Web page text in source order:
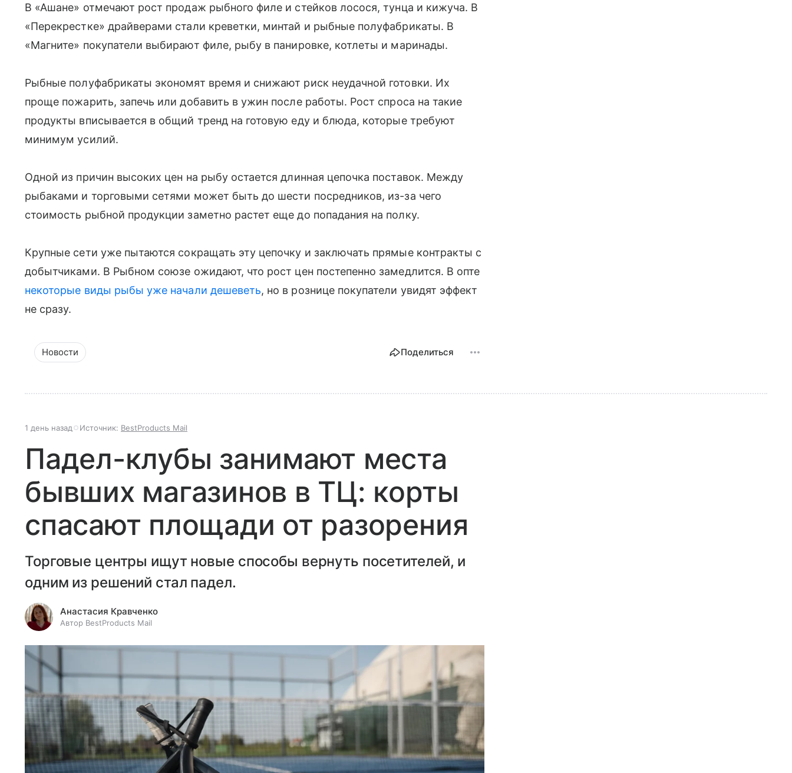
В «Ашане» отмечают рост продаж рыбного филе и стейков лосося, тунца и кижуча. В
«Перекрестке» драйверами стали креветки, минтай и рыбные полуфабрикаты. В
«Магните» покупатели выбирают филе, рыбу в панировке, котлеты и маринады.
Рыбные полуфабрикаты экономят время и снижают риск неудачной готовки. Их
проще пожарить, запечь или добавить в ужин после работы. Рост спроса на такие
продукты вписывается в общий тренд на готовую еду и блюда, которые требуют
минимум усилий.
Одной из причин высоких цен на рыбу остается длинная цепочка поставок. Между
рыбаками и торговыми сетями может быть до шести посредников, из-за чего
стоимость рыбной продукции заметно растет еще до попадания на полку.
Крупные сети уже пытаются сокращать эту цепочку и заключать прямые контракты с
добытчиками. В Рыбном союзе ожидают, что рост цен постепенно замедлится. В опте
некоторые виды рыбы уже начали дешеветь, но в рознице покупатели увидят эффект
не сразу.
Новости Поделиться
1 день назад Источник: BestProducts Mail
Падел-клубы занимают места
бывших магазинов в ТЦ: корты
спасают площади от разорения
Торговые центры ищут новые способы вернуть посетителей, и
одним из решений стал падел.
Анастасия Кравченко
Автор BestProducts Mail